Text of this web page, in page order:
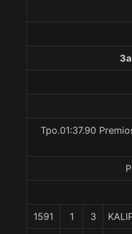
Tpo.01:37.90
1591 1 3